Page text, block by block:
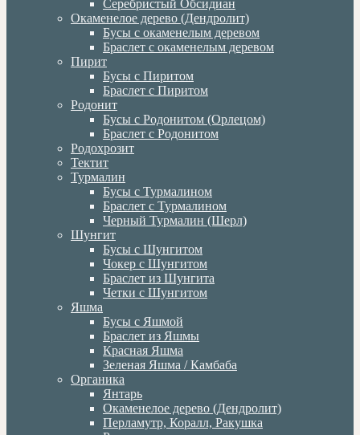
Серебристый Обсидиан
Окаменелое дерево (Дендролит)
Бусы с окаменелым деревом
Браслет с окаменелым деревом
Пирит
Бусы с Пиритом
Браслет с Пиритом
Родонит
Бусы с Родонитом (Орлецом)
Браслет с Родонитом
Родохрозит
Тектит
Турмалин
Бусы с Турмалином
Браслет с Турмалином
Черный Турмалин (Шерл)
Шунгит
Бусы с Шунгитом
Чокер с Шунгитом
Браслет из Шунгита
Четки с Шунгитом
Яшма
Бусы с Яшмой
Браслет из Яшмы
Красная Яшма
Зеленая Яшма / Камбаба
Органика
Янтарь
Окаменелое дерево (Дендролит)
Перламутр, Коралл, Ракушка